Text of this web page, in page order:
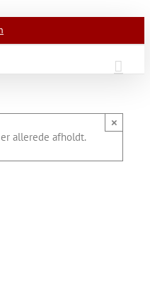
allerede afholdt.
×